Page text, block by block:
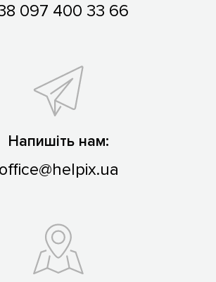
097 400 33 66
Напишіть нам:
office@helpix.ua